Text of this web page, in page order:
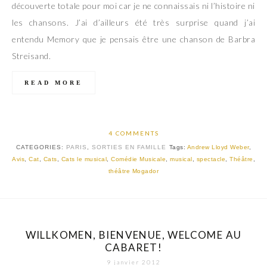
découverte totale pour moi car je ne connaissais ni l’histoire ni
les chansons. J’ai d’ailleurs été très surprise quand j’ai
entendu Memory que je pensais être une chanson de Barbra
Streisand.
READ MORE
4 COMMENTS
CATEGORIES: PARIS SORTIES EN FAMILLE Tags: Andrew Lloyd Weber,
Avis
Cat Cats Cats le musical Comédie Musicale musical spectacle Théâtre
théâtre Mogador
WILLKOMEN, BIENVENUE, WELCOME AU
CABARET!
9 janvier 2012